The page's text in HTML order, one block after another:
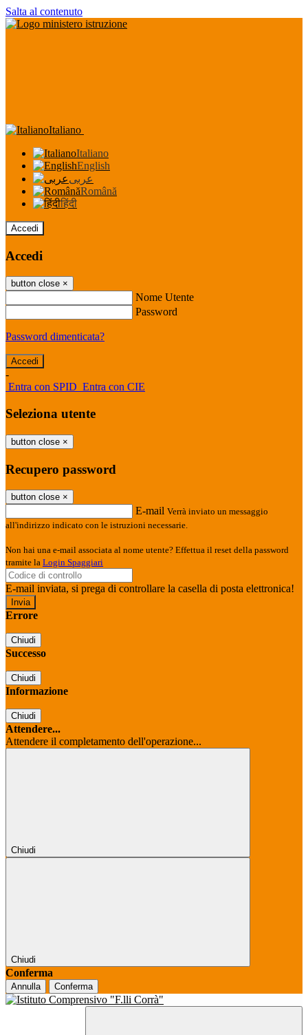
Salta al contenuto
Italiano
Italiano
English
عربى
Română
हिंदी
Accedi
Accedi
button close ×
Nome Utente
Password
Password dimenticata?
-
Entra con SPID Entra con CIE
Seleziona utente
button close ×
Recupero password
button close ×
E-mail Verrà inviato un messaggio
all'indirizzo indicato con le istruzioni necessarie.
Non hai una e-mail associata al nome utente? Effettua il reset della password
tramite la Login Spaggiari
E-mail inviata, si prega di controllare la casella di posta elettronica!
Errore
Chiudi
Successo
Chiudi
Informazione
Chiudi
Attendere...
Attendere il completamento dell'operazione...
Chiudi
Chiudi
Conferma
Annulla Conferma